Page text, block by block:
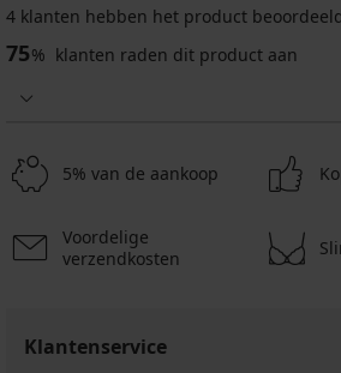
-20 % BRA20
Wasmandje
Astratex
9,89
7,91
€
-20 % BRA20
waszakjes
Astratex
7,91
SignatureLiliana
kort
4 klanten hebben het product beoordeeld
75% klanten raden dit product aan
5% van de aankoop
Voordelige
verzendkosten
Klantenservice